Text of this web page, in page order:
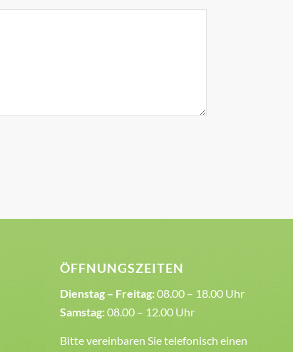
ÖFFNUNGSZEITEN
Dienstag – Freitag:08.00 – 18.00 Uhr
Samstag:08.00 – 12.00 Uhr
Bitte vereinbaren Sie telefonisch einen